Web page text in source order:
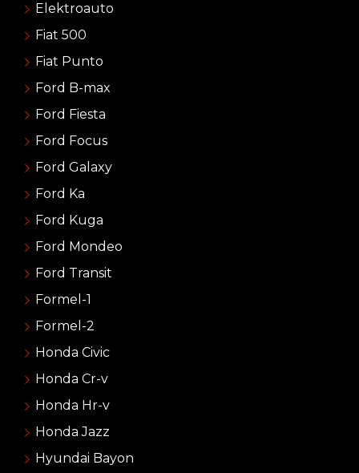
Elektroauto
Fiat 500
Fiat Punto
Ford B-max
Ford Fiesta
Ford Focus
Ford Galaxy
Ford Ka
Ford Kuga
Ford Mondeo
Ford Transit
Formel-1
Formel-2
Honda Civic
Honda Cr-v
Honda Hr-v
Honda Jazz
Hyundai Bayon